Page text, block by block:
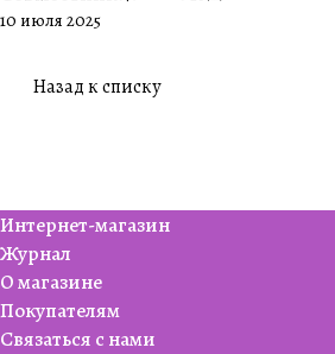
10 июля 2025
Назад к списку
Интернет-магазин
Журнал
О магазине
Покупателям
Связаться с нами